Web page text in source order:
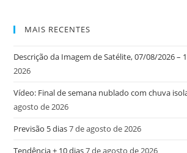
MAIS RECENTES
Descrição da Imagem de Satélite, 07/08/2026 –
2026
Vídeo: Final de semana nublado com chuva
agosto de 2026
Previsão 5 dias7 de agosto de 2026
Tendência + 10 dias7 de agosto de 2026